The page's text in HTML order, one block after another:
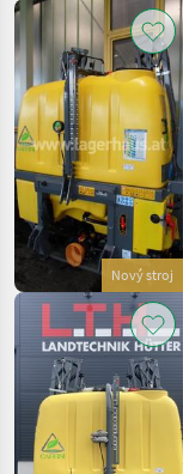
Nový stroj